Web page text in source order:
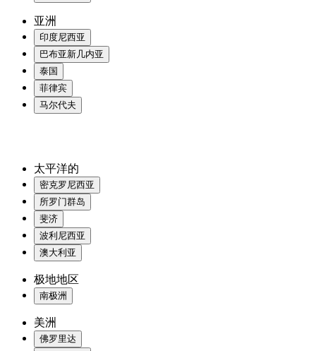
亚洲
印度尼西亚
巴布亚新几内亚
泰国
菲律宾
马尔代夫
太平洋的
密克罗尼西亚
所罗门群岛
斐济
波利尼西亚
澳大利亚
极地地区
南极洲
美洲
佛罗里达